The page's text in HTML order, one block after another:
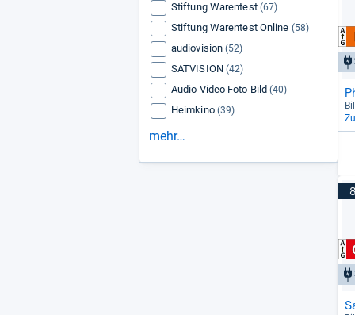
Stiftung Warentest (67)
Stiftung Warentest Online (58)
audiovision (52)
SATVISION (42)
Audio Video Foto Bild (40)
Heimkino (39)
mehr…
8